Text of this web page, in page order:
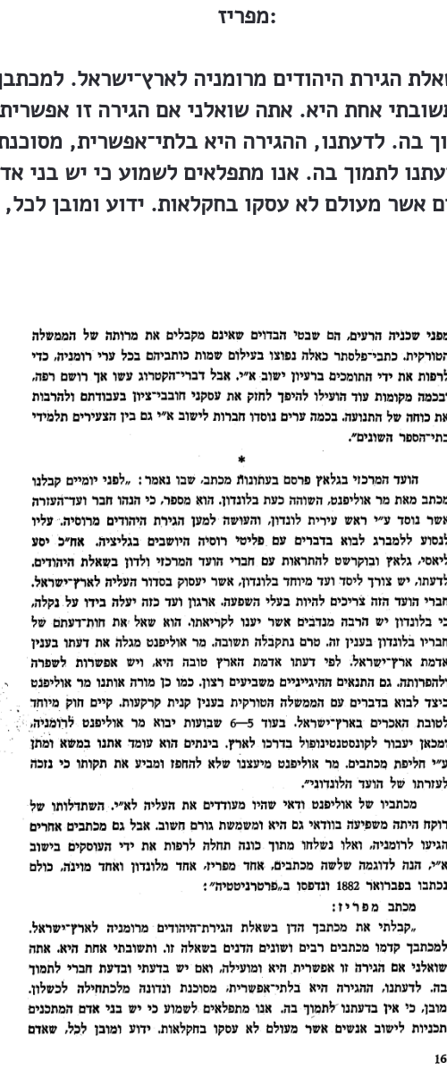
מפריז:
הגירת היהודים מרומניה לארץ־ישראל.
אחת היא. אתה שואלני אם הגירה זו
בה. לדעתנו, ההגירה היא בלתי־אפשרית,
לתמוך בה. אנו מתפלאים לשמוע כי יש בני
אשר מעולם לא עסקו בחקלאות. ידוע ומובן